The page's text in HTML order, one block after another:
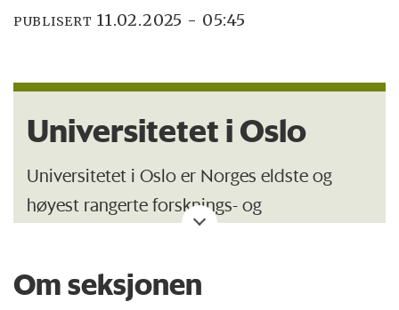
PUBLISERT 11.02.2025 - 05:45
Universitetet i Oslo
Universitetet i Oslo er Norges eldste og
høyest rangerte forsknings- og
internasjonalt anerkjente forskningsmiljøer
Om seksjonen